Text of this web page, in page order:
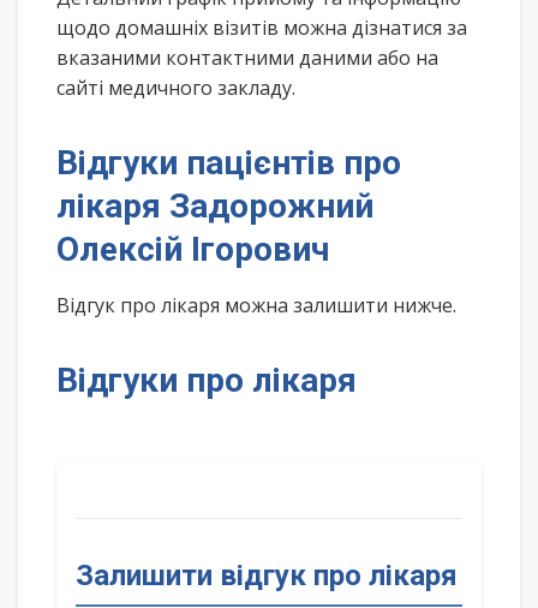
щодо домашніх візитів можна дізнатися за
вказаними контактними даними або на
сайті медичного закладу.
Відгуки пацієнтів про
лікаря Задорожний
Олексій Ігорович
Відгук про лікаря можна залишити нижче.
Відгуки про лікаря
Залишити відгук про лікаря